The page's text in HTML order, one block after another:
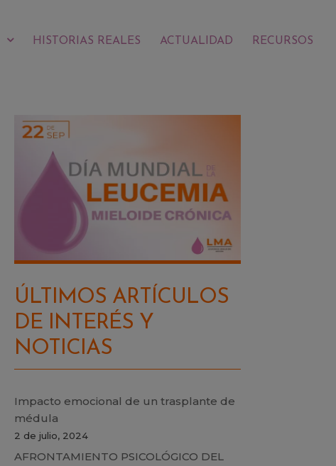
HISTORIAS REALES ACTUALIDAD RECURSOS
ÚLTIMOS ARTÍCULOS
DE INTERÉS Y
NOTICIAS
Impacto emocional de un trasplante de
médula
2 de julio, 2024
AFRONTAMIENTO PSICOLÓGICO DEL